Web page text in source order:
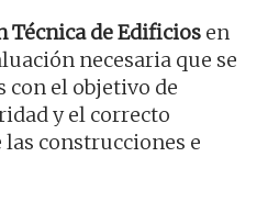
Técnica de Edificios en
necesaria que se
con el objetivo de
y el correcto
construcciones e